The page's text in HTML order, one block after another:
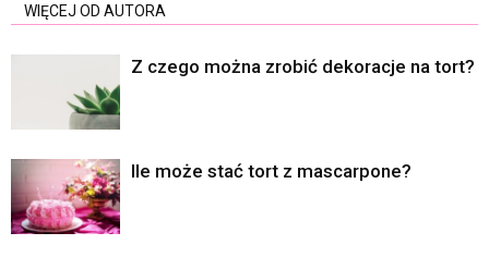
WIĘCEJ OD AUTORA
Z czego można zrobić dekoracje na tort?
Ile może stać tort z mascarpone?